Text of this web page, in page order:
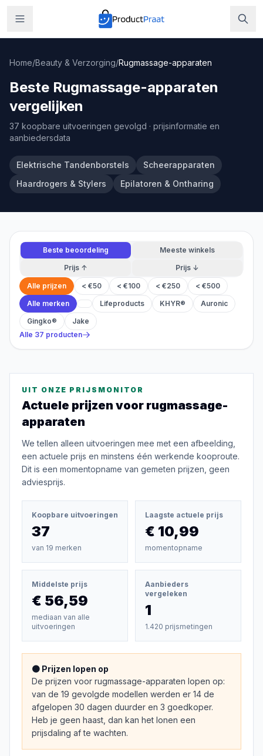
Home/Beauty & Verzorging/Rugmassage-apparaten
Beste Rugmassage-apparaten
vergelijken
37 koopbare uitvoeringen gevolgd · prijsinformatie en
aanbiedersdata
Elektrische Tandenborstels
Scheerapparaten
Haardrogers & Stylers
Epilatoren & Ontharing
Beste beoordeling
Meeste winkels
Prijs ↑
Prijs ↓
Alle prijzen < €50 < €100 < €250
< €500
Alle merken
Lifeproducts KHYR®
Auronic
Gingko®
Jake
Alle 37 producten
UIT ONZE PRIJSMONITOR
Actuele prijzen voor rugmassage-
apparaten
We tellen alleen uitvoeringen mee met een afbeelding,
een actuele prijs en minstens één werkende kooproute.
Dit is een momentopname van gemeten prijzen, geen
adviesprijs.
Koopbare uitvoeringen
37
van 19 merken
Laagste actuele prijs
€ 10,99
momentopname
Middelste prijs
€ 56,59
mediaan van alle
uitvoeringen
Aanbieders
vergeleken
1
1.420 prijsmetingen
🟠 Prijzen lopen op
De prijzen voor rugmassage-apparaten lopen op:
van de 19 gevolgde modellen werden er 14 de
afgelopen 30 dagen duurder en 3 goedkoper.
Heb je geen haast, dan kan het lonen een
prijsdaling af te wachten.